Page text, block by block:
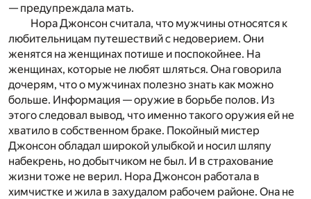
— предупреждала мать.
Нора Джонсон считала, что мужчины относятся к
любительницам путешествий с недоверием. Они
женятся на женщинах потише и поспокойнее. На
женщинах, которые не любят шляться. Она говорила
дочерям, что о мужчинах полезно знать как можно
больше. Информация — оружие в борьбе полов. Из
этого следовал вывод, что именно такого оружия ей не
хватило в собственном браке. Покойный мистер
Джонсон обладал широкой улыбкой и носил шляпу
набекрень, но добытчиком не был. И в страхование
жизни тоже не верил. Нора Джонсон работала в
химчистке и жила в захудалом рабочем районе. Она не